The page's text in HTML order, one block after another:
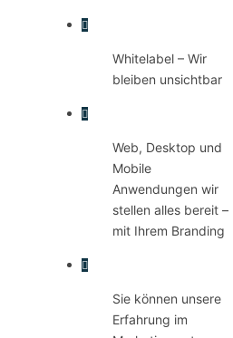
Whitelabel – Wir
bleiben unsichtbar
Web, Desktop und
Mobile
Anwendungen wir
stellen alles bereit –
mit Ihrem Branding
Sie können unsere
Erfahrung im